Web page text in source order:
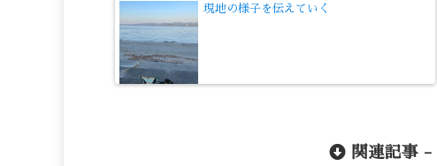
現地の様子を伝えていく
関連記事 -